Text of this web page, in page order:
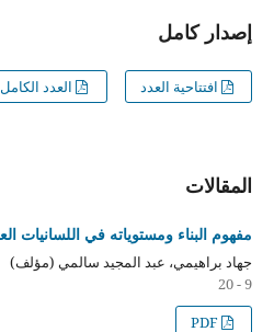
إصدار كامل
افتتاحية العدد العدد الكامل
المقالات
مفهوم البناء ومستوياته في اللسانيات
جهاد براهيمي، عبد المجيد سالمي (مؤلف)
9 - 20